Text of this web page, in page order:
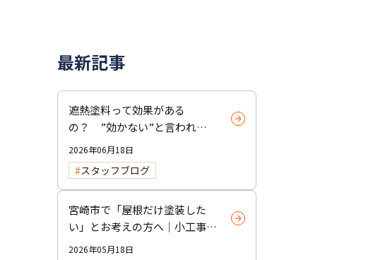
最新記事
遮熱塗料って効果がある
の？ ”効かない”と言われる
理由と正しい使い方
2026年06月18日
スタッフブログ
宮崎市で「屋根だけ塗装した
い」とお考えの方へ｜小工事・
雨樋交換だけでも大歓迎！
2026年05月18日